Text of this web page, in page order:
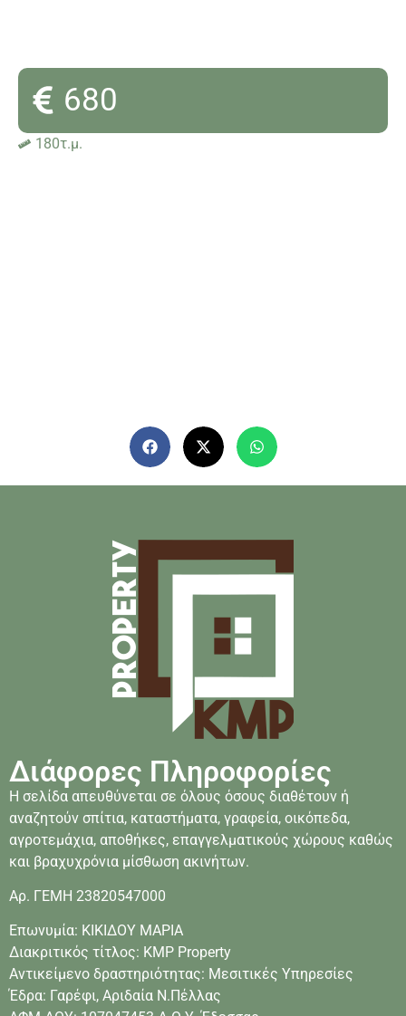
680
180τ.μ.
Διάφορες Πληροφορίες
Η σελίδα απευθύνεται σε όλους όσους διαθέτουν ή
αναζητούν σπίτια, καταστήματα, γραφεία, οικόπεδα,
αγροτεμάχια, αποθήκες, επαγγελματικούς χώρους καθώς
και βραχυχρόνια μίσθωση ακινήτων.
Αρ. ΓΕΜΗ 23820547000
Επωνυμία: ΚΙΚΙΔΟΥ ΜΑΡΙΑ
Διακριτικός τίτλος: KMP Property
Αντικείμενο δραστηριότητας: Μεσιτικές Υπηρεσίες
Έδρα: Γαρέφι, Αριδαία Ν.Πέλλας